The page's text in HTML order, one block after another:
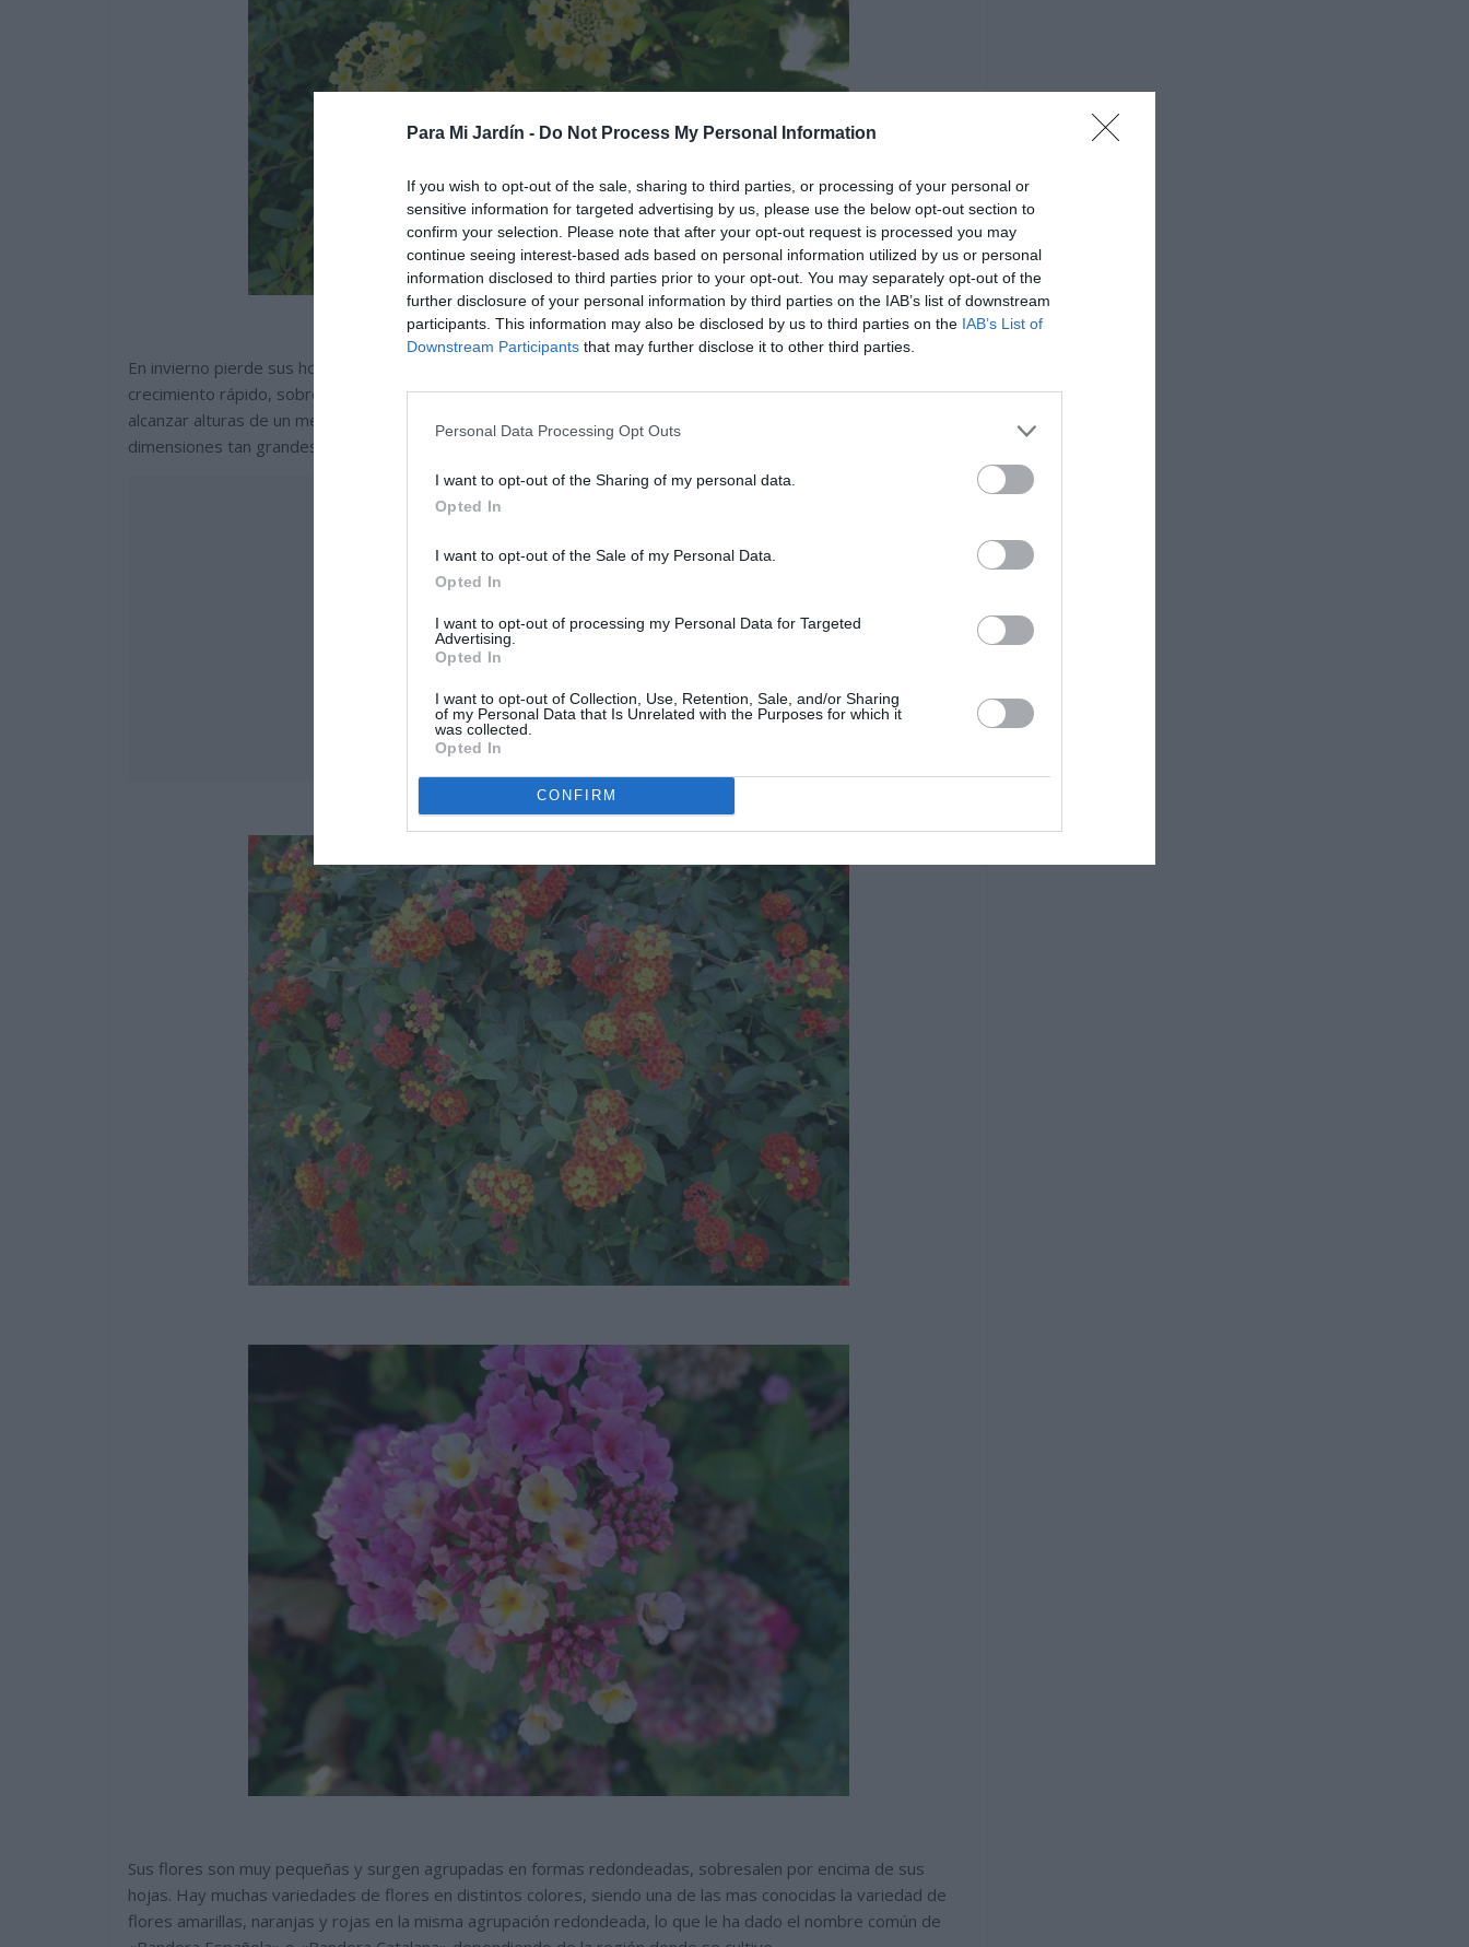
Para Mi Jardín - Do Not Process My Personal Information
If you wish to opt-out of the sale, sharing to third parties, or processing of your personal or
sensitive information for targeted advertising by us, please use the below opt-out section to
confirm your selection. Please note that after your opt-out request is processed you may
continue seeing interest-based ads based on personal information utilized by us or personal
information disclosed to third parties prior to your opt-out. You may separately opt-out of the
further disclosure of your personal information by third parties on the IAB’s list of downstream
participants. This information may also be disclosed by us to third parties on the IAB’s List of
Downstream Participants that may further disclose it to other third parties.
Personal Data Processing Opt Outs
I want to opt-out of the Sharing of my personal data.
Opted In
I want to opt-out of the Sale of my Personal Data.
Opted In
I want to opt-out of processing my Personal Data for Targeted
Advertising.
Opted In
I want to opt-out of Collection, Use, Retention, Sale, and/or Sharing
of my Personal Data that Is Unrelated with the Purposes for which it
was collected.
Opted In
CONFIRM
En invierno pierde sus hojas o parte de ellas, dependiendo de las temperaturas invernales. Es un planta de
crecimiento rápido, sobretodo los ejemplares sembrados directamente en el suelo del jardin, pueden llegar a
alcanzar alturas de un metro y medio y lo mismo de anchura. Las plantas cultivadas en macetas no adquieren
dimensiones tan grandes.
Sus flores son muy pequeñas y surgen agrupadas en formas redondeadas, sobresalen por encima de sus
hojas. Hay muchas variedades de flores en distintos colores, siendo una de las mas conocidas la variedad de
flores amarillas, naranjas y rojas en la misma agrupación redondeada, lo que le ha dado el nombre común de